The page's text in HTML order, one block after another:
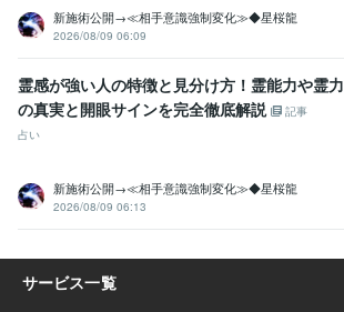
新施術公開→≪相手意識強制変化≫◆星桜龍
2026/08/09 06:09
霊感が強い人の特徴と見分け方！霊能力や霊力
の真実と開眼サインを完全徹底解説
記事
占い
新施術公開→≪相手意識強制変化≫◆星桜龍
2026/08/09 06:13